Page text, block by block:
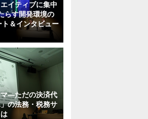
イティブに集中
らす開発環境の
＆インタビュー
―ただの決済代
の法務・税務サ